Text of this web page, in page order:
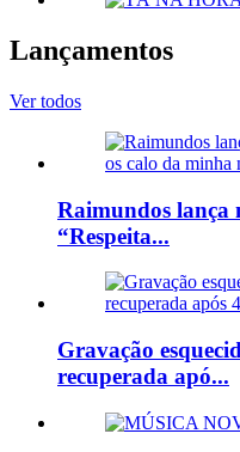
Lançamentos
Ver todos
Raimundos lança
“Respeita...
Gravação
recuperada apó...